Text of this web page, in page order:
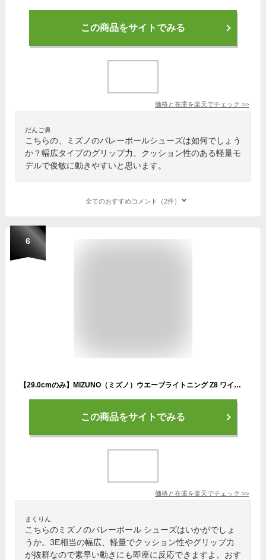
この商品をサイトでみる
価格と在庫を楽天でチェック >>
だんご鼻
こちらの、ミズノのバレーボールシューズは如何でしょう
か？幅広タイプのグリップ力、クッション性のある軽量モ
デルで俊敏に動きやすいと思います。
全てのおすすめコメント（2件）
6
【29.0cmのみ】MIZUNO（ミズノ）ウエーブライトニング Z8 ワイド WAVE LIGHTNING Z8 WIDE（V1GA2401）（スポーツ/バレーボール/バレーシューズ/屋内シューズ/ローカット/靴/3E相当/幅広/男女兼用/ユニセックス）
この商品をサイトでみる
価格と在庫を楽天でチェック >>
まくりん
こちらのミズノのバレーボール シューズはいかがでしょ
うか。3E相当の幅広、軽量でクッション性やグリップ力
が抜群なので素早い動きにも即座に反応できますよ。おす